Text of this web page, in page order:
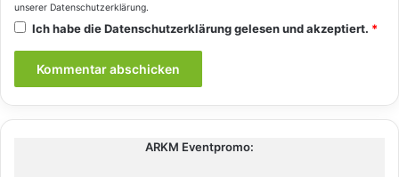
unserer Datenschutzerklärung.
Ich habe dieDatenschutzerklärunggelesen und akzeptiert. *
ARKM Eventpromo: